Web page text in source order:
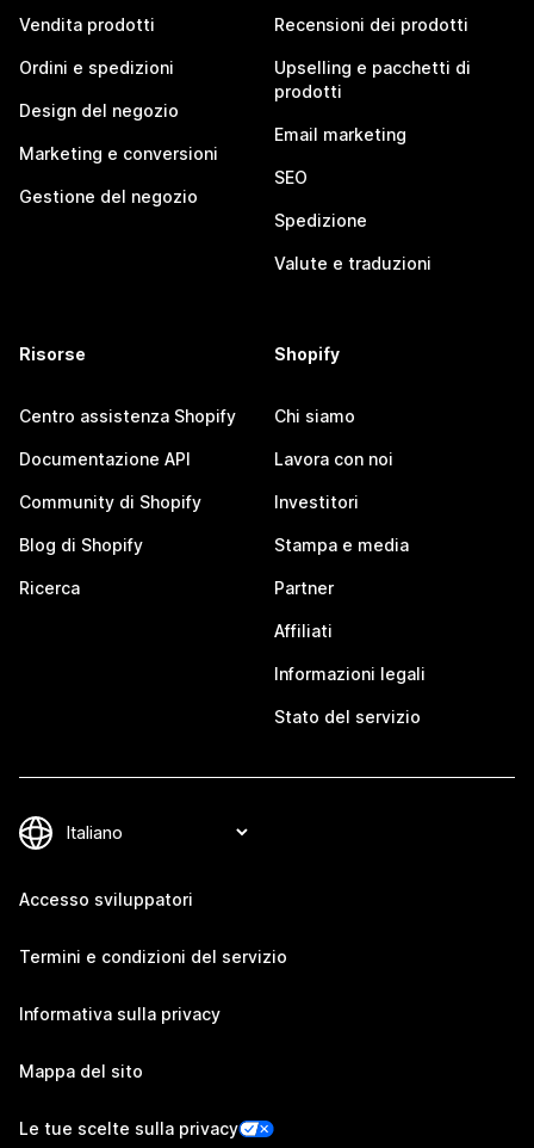
Vendita prodotti
Ordini e spedizioni
Design del negozio
Marketing e conversioni
Gestione del negozio
Recensioni dei prodotti
Upselling e pacchetti di
prodotti
Email marketing
SEO
Spedizione
Valute e traduzioni
Risorse
Centro assistenza Shopify
Documentazione API
Community di Shopify
Blog di Shopify
Ricerca
Shopify
Chi siamo
Lavora con noi
Investitori
Stampa e media
Partner
Affiliati
Informazioni legali
Stato del servizio
Accesso sviluppatori
Termini e condizioni del servizio
Informativa sulla privacy
Mappa del sito
Le tue scelte sulla privacy